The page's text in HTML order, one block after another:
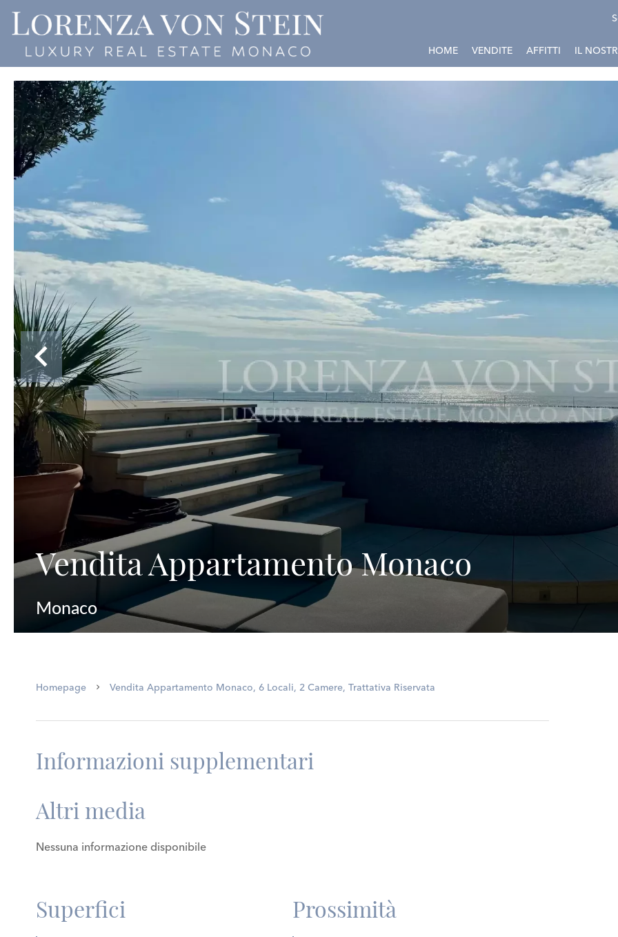
HOME VENDITE AFFITTI IL
Vendita Appartamento Monaco
Monaco
Homepage Vendita Appartamento Monaco, 6 Locali, 2 Camere, Trattativa Riservata
Informazioni supplementari
Altri media
Nessuna informazione disponibile
Superfici Prossimità